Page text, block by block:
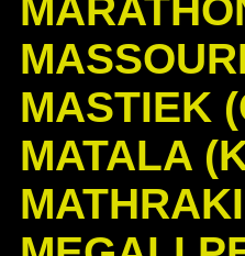
MASTIEK
MATALA